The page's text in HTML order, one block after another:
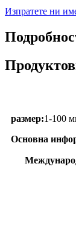
Изпратете ни
размер:1-100
Основна